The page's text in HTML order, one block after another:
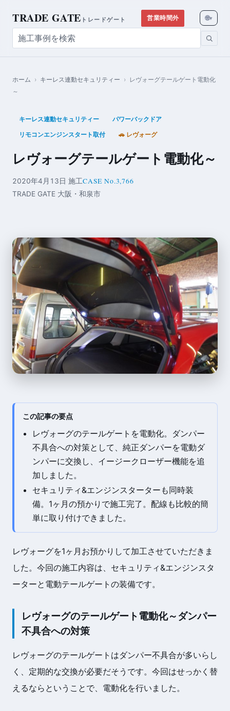
TRADE GATE トレードゲート 営業時間外 🌐▾
ホーム › キーレス連動セキュリティー › レヴォーグテールゲート電動化
～
キーレス連動セキュリティー パワーバックドア
リモコンエンジンスタート取付 🚗 レヴォーグ
レヴォーグテールゲート電動化～
2020年4月13日 施工CASE No.3,766
TRADE GATE 大阪・和泉市
この記事の要点
レヴォーグのテールゲートを電動化。ダンパー
不具合への対策として、純正ダンパーを電動ダ
ンパーに交換し、イージークローザー機能を追
加しました。
セキュリティ&エンジンスターターも同時装
備。1ヶ月の預かりで施工完了。配線も比較的簡
単に取り付けできました。
レヴォーグを1ヶ月お預かりして加工させていただきま
した。今回の施工内容は、セキュリティ&エンジンスタ
ーターと電動テールゲートの装備です。
レヴォーグのテールゲート電動化～ダンパー
不具合への対策
レヴォーグのテールゲートはダンパー不具合が多いらし
く、定期的な交換が必要だそうです。今回はせっかく替
えるならということで、電動化を行いました。